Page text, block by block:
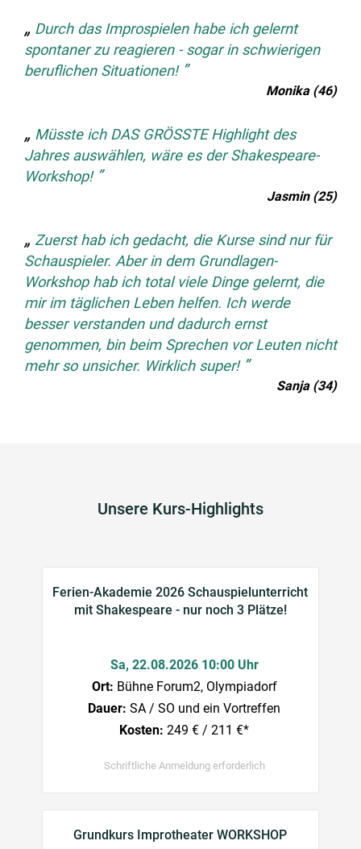
Durch das Improspielen habe ich gelernt
spontaner zu reagieren - sogar in schwierigen
beruflichen Situationen!
Monika (46)
Müsste ich DAS GRÖSSTE Highlight des
Jahres auswählen, wäre es der Shakespeare-
Workshop!
Jasmin (25)
Zuerst hab ich gedacht, die Kurse sind nur für
Schauspieler. Aber in dem Grundlagen-
Workshop hab ich total viele Dinge gelernt, die
mir im täglichen Leben helfen. Ich werde
besser verstanden und dadurch ernst
genommen, bin beim Sprechen vor Leuten nicht
mehr so unsicher. Wirklich super!
Sanja (34)
Unsere Kurs-Highlights
Ferien-Akademie 2026 Schauspielunterricht
mit Shakespeare - nur noch 3 Plätze!
Sa, 22.08.2026 10:00 Uhr
Ort: Bühne Forum2, Olympiadorf
Dauer: SA / SO und ein Vortreffen
Kosten: 249 € / 211 €*
Schriftliche Anmeldung erforderlich
Grundkurs Improtheater WORKSHOP